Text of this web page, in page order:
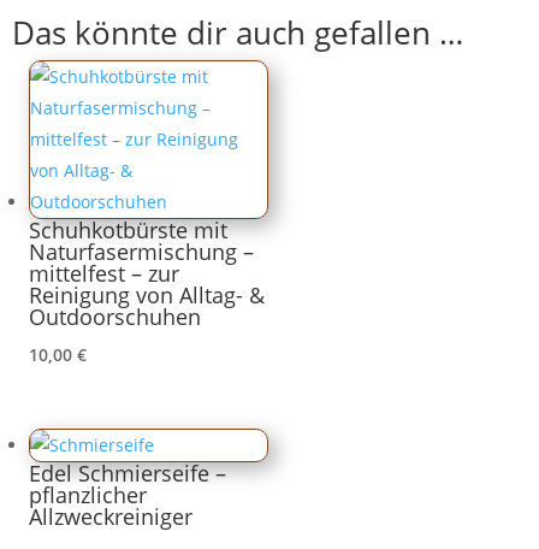
Das könnte dir auch gefallen …
Schuhkotbürste mit
Naturfasermischung –
mittelfest – zur
Reinigung von Alltag- &
Outdoorschuhen
10,00 €
Edel Schmierseife –
pflanzlicher
Allzweckreiniger